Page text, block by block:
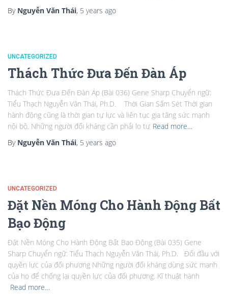
By Nguyễn Văn Thái, 5 years ago
UNCATEGORIZED
Thách Thức Đưa Đến Đàn Áp
Thách Thức Đưa Đến Đàn Áp (Bài 036) Gene Sharp Chuyển ngữ:
Tiểu Thạch Nguyễn Văn Thái, Ph.D. Thời Gian Sấm Sét Thời gian
hành động cũng là thời gian tự lực và liên tục gia tăng sức mạnh
nội bộ. Những người đối kháng cần phải lo tự Read more…
By Nguyễn Văn Thái, 5 years ago
UNCATEGORIZED
Đặt Nền Móng Cho Hành Động Bất
Bạo Động
Đặt Nền Móng Cho Hành Động Bất Bạo Động (Bài 035) Gene
Sharp Chuyển ngữ: Tiểu Thạch Nguyễn Văn Thái, Ph.D. Đối đầu với
quyền lực của đối phương Những người đối kháng dùng sức mạnh
của họ để chống lại quyền lực của đối phương. Kĩ thuật hành
Read more…